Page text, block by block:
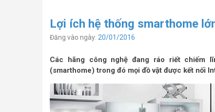
Lợi ích hệ thống smarthome
Đăng vào ngày: 20/01/2016
Các hãng công nghệ đang ráo riết chiếm
(smarthome) trong đó mọi đồ vật được kết nối